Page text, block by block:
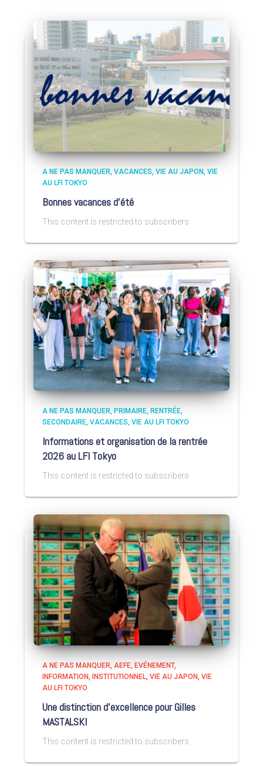
A NE PAS MANQUER VACANCES VIE AU JAPON VIE
AU LFI TOKYO
Bonnes vacances d’été
This content is restricted to subscribers
A NE PAS MANQUER PRIMAIRE RENTRÉE
SECONDAIRE VACANCES VIE AU LFI TOKYO
Informations et organisation de la rentrée
2026 au LFI Tokyo
This content is restricted to subscribers
A NE PAS MANQUER AEFE EVÉNEMENT
INFORMATION
INSTITUTIONNEL VIE AU JAPON VIE
AU LFI TOKYO
Une distinction d’excellence pour Gilles
MASTALSKI
This content is restricted to subscribers